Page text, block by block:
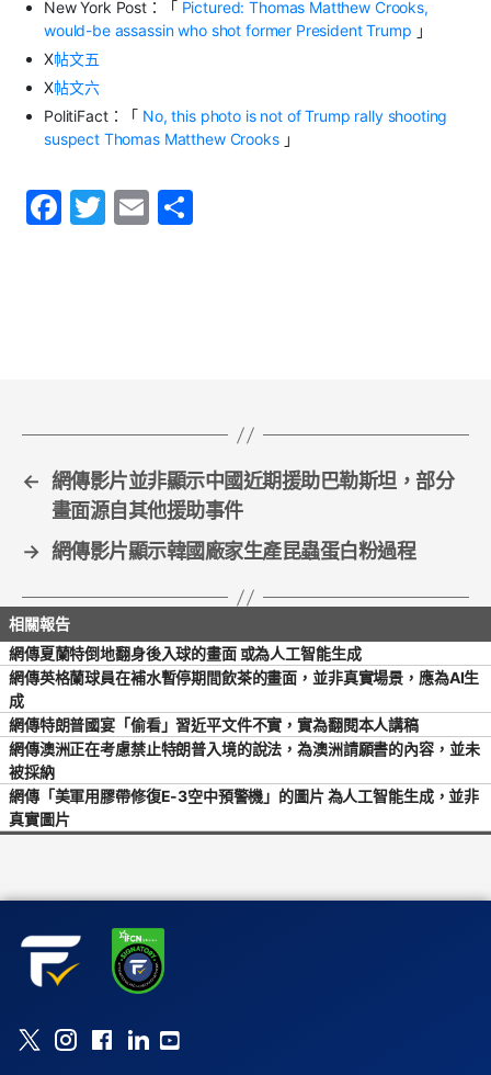
New York Post ：「 Pictured: Thomas Matthew Crooks,
would-be assassin who shot former President Trump 」
X帖文五
X帖文六
PolitiFact：「 No, this photo is not of Trump rally shooting
suspect Thomas Matthew Crooks 」
F
T
E
← 網傳影片並非顯示中國近期援助巴勒斯坦，部分
畫面源自其他援助事件
→ 網傳影片顯示韓國廠家生產昆蟲蛋白粉過程
網傳夏蘭特倒地翻身後入球的畫面 或為人工智能生成
網傳英格蘭球員在補水暫停期間飲茶的畫面，並非真實場景，應為AI生
成
網傳特朗普國宴「偷看」習近平文件不實，實為翻閱本人講稿
網傳澳洲正在考慮禁止特朗普入境的說法，為澳洲請願書的內容，並未
被採納
網傳「美軍用膠帶修復E-3空中預警機」的圖片 為人工智能生成，並非
真實圖片